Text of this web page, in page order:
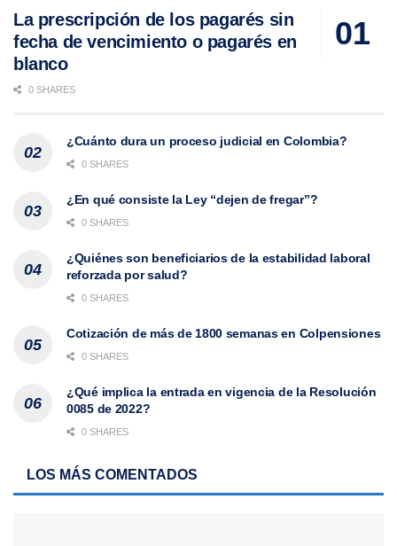
La prescripción de los pagarés sin
fecha de vencimiento o pagarés en
blanco
0 SHARES
¿Cuánto dura un proceso judicial en Colombia?
0 SHARES
¿En qué consiste la Ley “dejen de fregar”?
0 SHARES
¿Quiénes son beneficiarios de la estabilidad laboral
reforzada por salud?
0 SHARES
Cotización de más de 1800 semanas en Colpensiones
0 SHARES
¿Qué implica la entrada en vigencia de la Resolución
0085 de 2022?
0 SHARES
LOS MÁS COMENTADOS